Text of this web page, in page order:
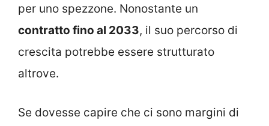
per uno spezzone. Nonostante un
contratto fino al 2033, il suo percorso di
crescita potrebbe essere strutturato
altrove.
Se dovesse capire che ci sono margini di